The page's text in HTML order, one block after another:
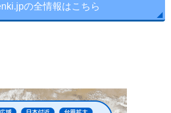
の全情報はこちら